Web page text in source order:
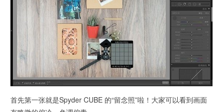
首先第一张就是Spyder CUBE 的“留念照”啦！大家可以看到画面